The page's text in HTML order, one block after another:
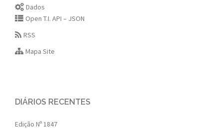
Dados
Open T.I. API – JSON
RSS
Mapa Site
DIÁRIOS RECENTES
Edição Nº 1847